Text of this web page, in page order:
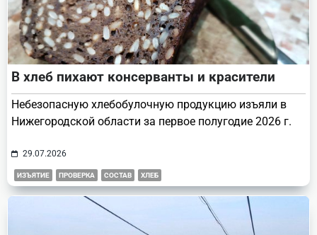
В хлеб пихают консерванты и красители
Небезопасную хлебобулочную продукцию изъяли в
Нижегородской области за первое полугодие 2026 г.
29.07.2026
ИЗЪЯТИЕ ПРОВЕРКА СОСТАВ ХЛЕБ